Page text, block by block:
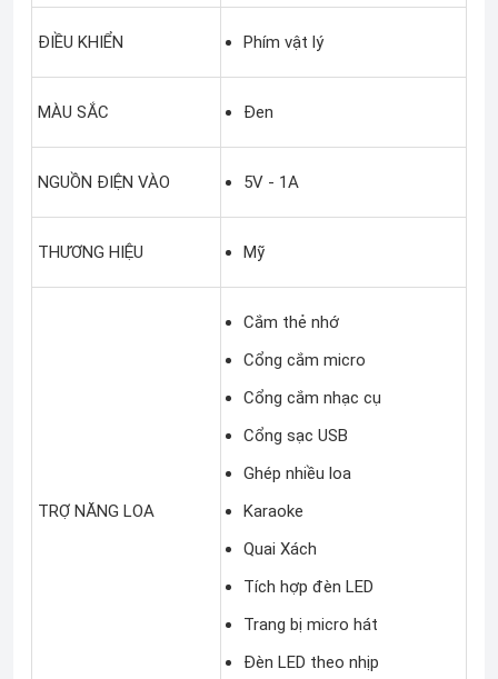
ĐIỀU KHIỂN Phím vật lý
MÀU SẮC Đen
NGUỒN ĐIỆN VÀO 5V - 1A
THƯƠNG HIỆU Mỹ
TRỢ NĂNG LOA
Cắm thẻ nhớ
Cổng cắm micro
Cổng cắm nhạc cụ
Cổng sạc USB
Ghép nhiều loa
Karaoke
Quai Xách
Tích hợp đèn LED
Trang bị micro hát
Đèn LED theo nhịp